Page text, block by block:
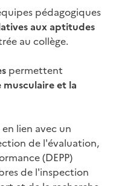
pédagogiques
aux aptitudes
au collège.
permettent
musculaire et la
lien avec un
de l'évaluation,
(DEPP)
de l'inspection